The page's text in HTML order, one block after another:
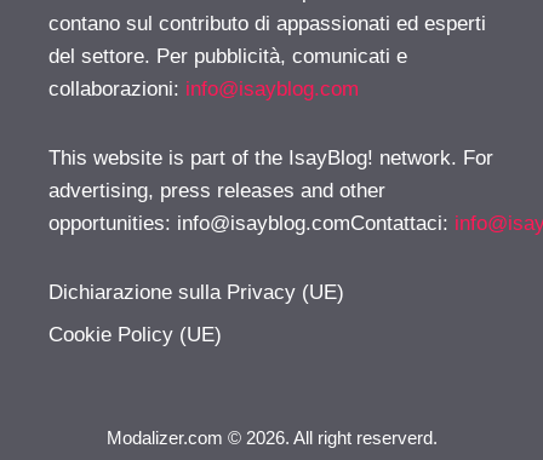
contano sul contributo di appassionati ed esperti
del settore. Per pubblicità, comunicati e
collaborazioni: info@isayblog.com
This website is part of the IsayBlog! network. For
advertising, press releases and other
opportunities: info@isayblog.comContattaci:
Dichiarazione sulla Privacy (UE)
Cookie Policy (UE)
Modalizer.com © 2026. All right reserverd.